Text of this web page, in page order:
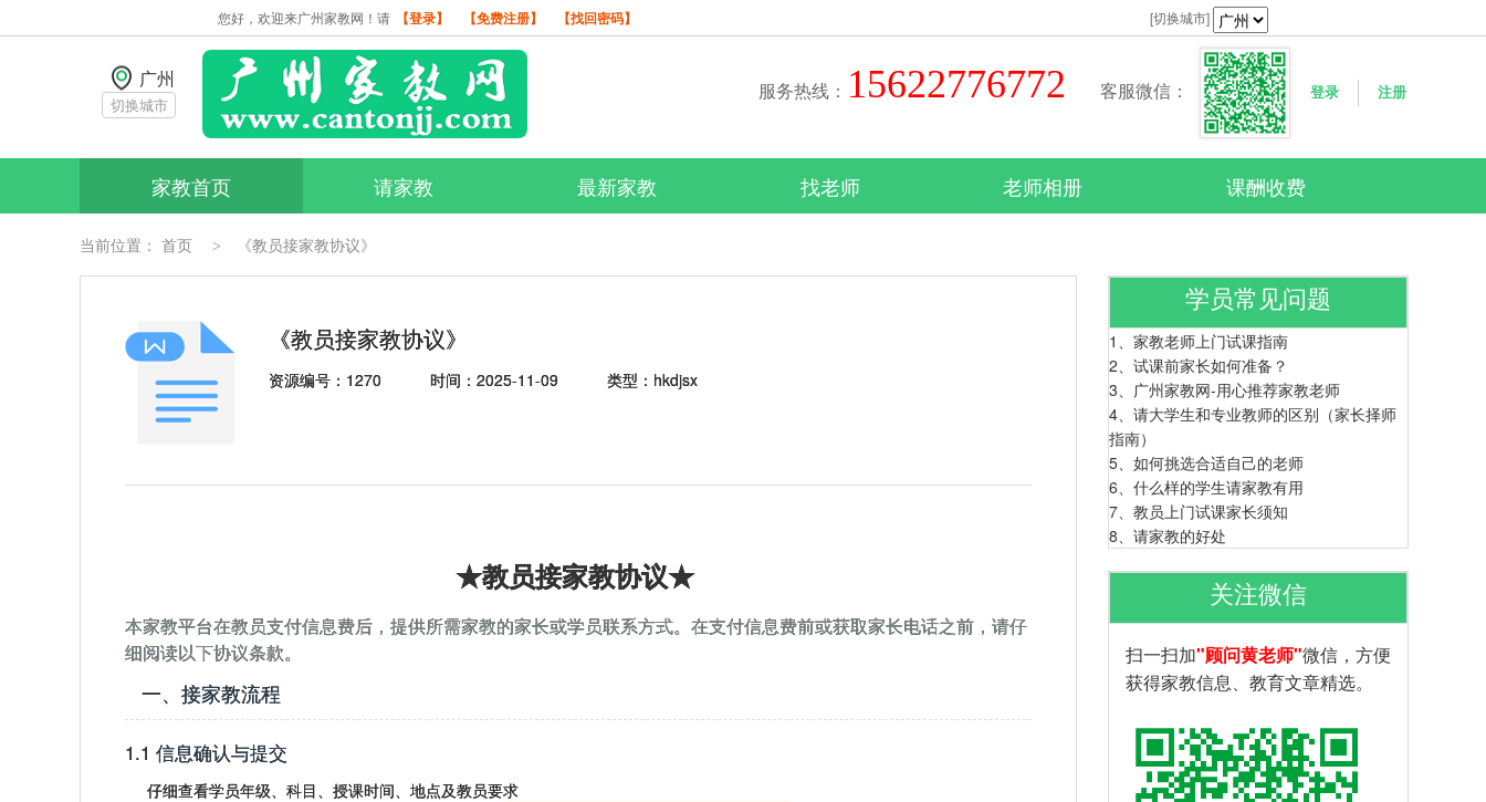
您好，欢迎来广州家教网！请 【登录】 【免费注册】 【找回密码】 [切换城市]
广州
切换城市
服务热线： 15622776772 客服微信： 登录 注册
家教首页 请家教 最新家教 找老师 老师相册 课酬收费
当前位置： 首页 > 《教员接家教协议》
《教员接家教协议》
资源编号：1270 时间：2025-11-09 类型：hkdjsx
★教员接家教协议★
本家教平台在教员支付信息费后，提供所需家教的家长或学员联系方式。在支付信息费前或获取家长电话之前，请仔
细阅读以下协议条款。
一、接家教流程
1.1 信息确认与提交
仔细查看学员年级、科目、授课时间、地点及教员要求
学员常见问题
1、 家教老师上门试课指南
2、 试课前家长如何准备？
3、 广州家教网-用心推荐家教老师
4、 请大学生和专业教师的区别（家长择师
指南）
5、 如何挑选合适自己的老师
6、 什么样的学生请家教有用
7、 教员上门试课家长须知
8、 请家教的好处
关注微信
扫一扫加"顾问黄老师"微信，方便
获得家教信息、教育文章精选。